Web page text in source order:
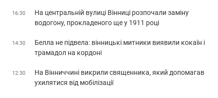
16:30
На центральній вулиці Вінниці розпочали заміну
водогону, прокладеного ще у 1911 році
14:30
Белла не підвела: вінницькі митники виявили кокаїн і
трамадол на кордоні
12:30
На Вінниччині викрили священника, який допомагав
ухилятися від мобілізації